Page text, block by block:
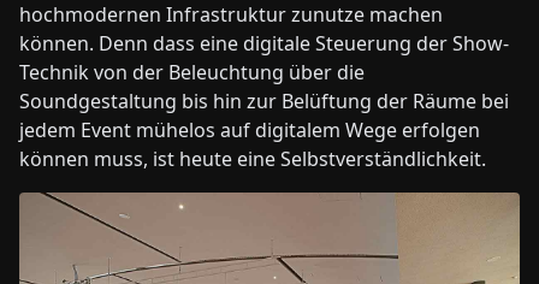
hochmodernen Infrastruktur zunutze machen
können. Denn dass eine digitale Steuerung der Show-
Technik von der Beleuchtung über die
Soundgestaltung bis hin zur Belüftung der Räume bei
jedem Event mühelos auf digitalem Wege erfolgen
können muss, ist heute eine Selbstverständlichkeit.